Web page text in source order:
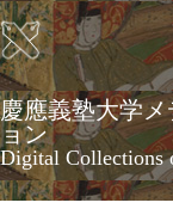
メ
イ
ン
コ
ン
テ
ン
ツ
に
慶應義塾大学
ョン
Digital Collections